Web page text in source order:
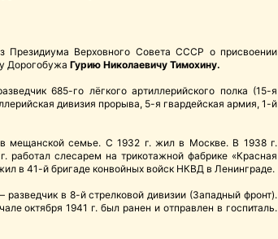
Президиума Верховного Совета СССР о присвоении
Дорогобужа Гурию Николаевичу Тимохину.
685-го лёгкого артиллерийского полка (15-я
дивизия прорыва, 5-я гвардейская армия, 1-й
мещанской семье. С 1932 г. жил в Москве. В 1938 г.
работал слесарем на трикотажной фабрике «Красная
в 41-й бригаде конвойных войск НКВД в Ленинграде.
в 8-й стрелковой дивизии (Западный фронт).
октября 1941 г. был ранен и отправлен в госпиталь.